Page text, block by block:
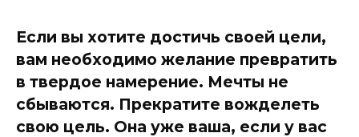
Если вы хотите достичь своей цели,
вам необходимо желание превратить
в твердое намерение. Мечты не
сбываются. Прекратите вожделеть
свою цель. Она уже ваша, если у вас